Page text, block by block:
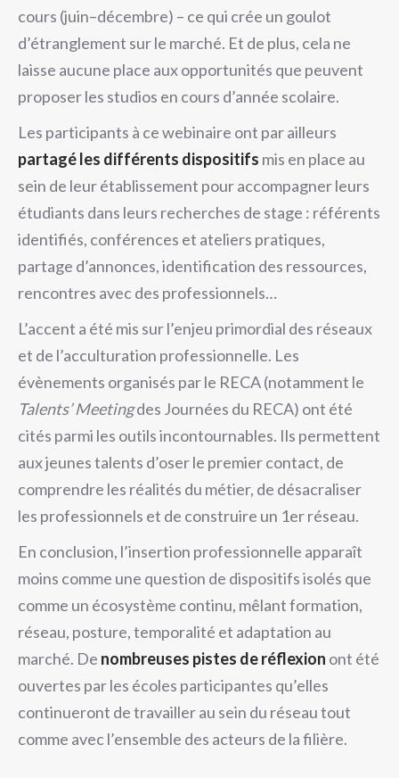
cours (juin–décembre) – ce qui crée un goulot
d’étranglement sur le marché. Et de plus, cela ne
laisse aucune place aux opportunités que peuvent
proposer les studios en cours d’année scolaire.
Les participants à ce webinaire ont par ailleurs
partagé les différents dispositifs mis en place au
sein de leur établissement pour accompagner leurs
étudiants dans leurs recherches de stage : référents
identifiés, conférences et ateliers pratiques,
partage d’annonces, identification des ressources,
rencontres avec des professionnels…
L’accent a été mis sur l’enjeu primordial des réseaux
et de l’acculturation professionnelle. Les
évènements organisés par le RECA (notamment le
Talents’ Meetingdes Journées du RECA) ont été
cités parmi les outils incontournables. Ils permettent
aux jeunes talents d’oser le premier contact, de
comprendre les réalités du métier, de désacraliser
les professionnels et de construire un 1er réseau.
En conclusion, l’insertion professionnelle apparaît
moins comme une question de dispositifs isolés que
comme un écosystème continu, mêlant formation,
réseau, posture, temporalité et adaptation au
marché. De nombreuses pistes de réflexion ont été
ouvertes par les écoles participantes qu’elles
continueront de travailler au sein du réseau tout
comme avec l’ensemble des acteurs de la filière.